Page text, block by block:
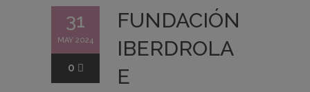
31
MAY 2024
0
FUNDACIÓN
IBERDROLA
E